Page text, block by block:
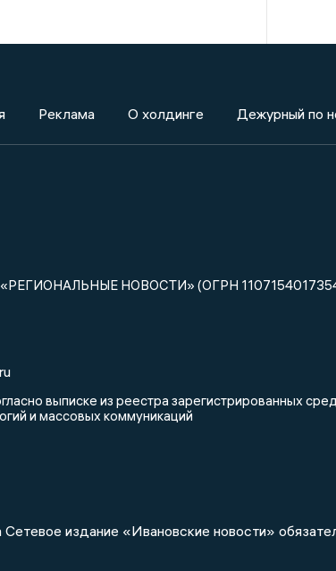
Реклама О холдинге Дежурный по
«РЕГИОНАЛЬНЫЕ НОВОСТИ» (ОГРН
выписке из реестра зарегистрированных
и массовых коммуникаций
издание «Ивановские новости»